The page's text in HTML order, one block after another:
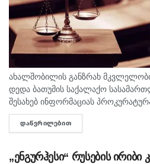
ახალშობილის განზრახ
დედა ბათუმის საქალაქო
შესახებ ინფორმაციას
ინფორმაციით, საქმე ეხება, 22
ერთი კლინიკაში მომხდარ ფაქტს,
ᲓᲐᲬᲕᲠᲘᲚᲔᲑᲘᲗ
„ენგურჰესი“ რუსების